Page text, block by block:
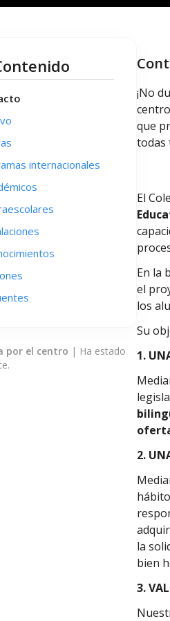
internacionales
por el centro | Ha estado
¡No
que
todas
El
En la
el
los
Su
1.
2.
la
bien
3.